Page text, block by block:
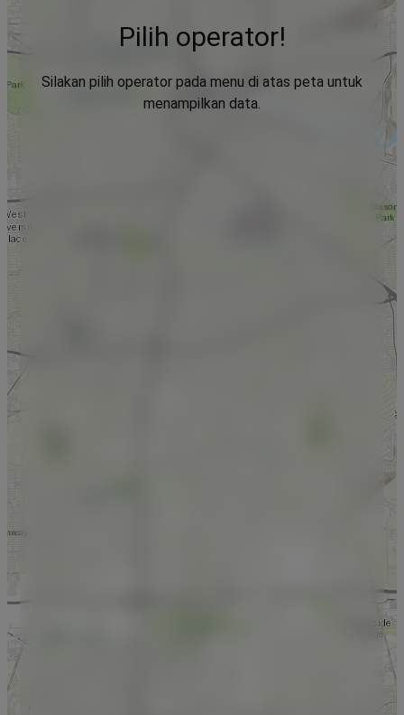
Pilih operator!
Silakan pilih operator pada menu di atas peta untuk
menampilkan data.